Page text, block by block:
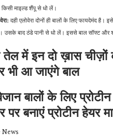
किसी माइल्ड शैंपू से धो लें।
दही एलोवेरा दोनों ही बालों के लिए फायदेमंद
उसके बाद ठंडे पानी से धो लें। इससे बाल सॉफ्ट और
तेल में इन दो ख़ास
भी आ जाएंगे बाल
बालों के लिए
पर बनाएं प्रोटीन हेयर